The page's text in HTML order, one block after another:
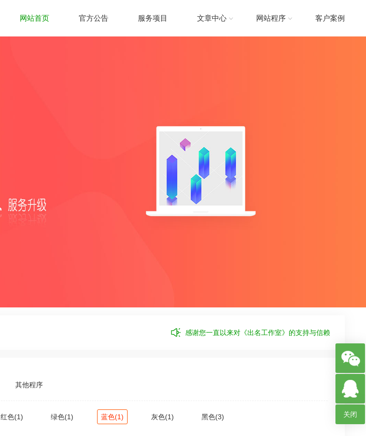
网站首页 官方公告 服务项目 文章中心 网站程序 客户案例
感谢您一直以来对《出名工作室》的支持与信赖
其他程序
红色(1) 绿色(1) 蓝色(1) 灰色(1) 黑色(3) 关闭